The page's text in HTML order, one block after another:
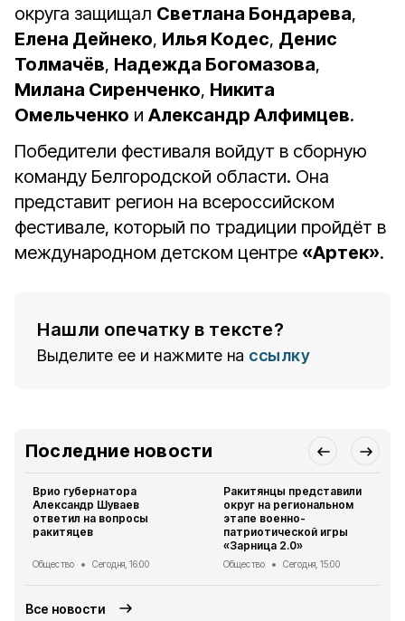
округа защищал Светлана Бондарева,
Елена Дейнеко, Илья Кодес, Денис
Толмачёв, Надежда Богомазова,
Милана Сиренченко, Никита
Омельченко и Александр Алфимцев.
Победители фестиваля войдут в сборную
команду Белгородской области. Она
представит регион на всероссийском
фестивале, который по традиции пройдёт в
международном детском центре «Артек».
Нашли опечатку в тексте?
Выделите ее и нажмите на ссылку
Последние новости
Врио губернатора
Александр Шуваев
ответил на вопросы
ракитяцев
Общество Сегодня, 16:00
Ракитянцы представили
округ на региональном
этапе военно-
патриотической игры
«Зарница 2.0»
Общество Сегодня, 15:00
Все новости